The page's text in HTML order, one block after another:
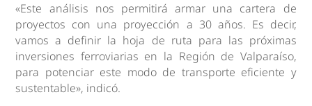
«Este análisis nos permitirá armar una cartera de
proyectos con una proyección a 30 años. Es decir,
vamos a definir la hoja de ruta para las próximas
inversiones ferroviarias en la Región de Valparaíso,
para potenciar este modo de transporte eficiente y
sustentable», indicó.